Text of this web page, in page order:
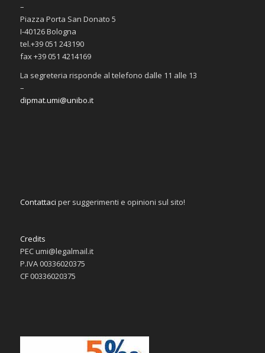
–
Piazza Porta San Donato 5
I-40126 Bologna
tel.+39 051 243190
fax +39 051 4214169
La segreteria risponde al telefono dalle 11 alle 13
–
dipmat.umi@unibo.it
Contattaci per suggerimenti e opinioni sul sito!
Credits
PEC umi@legalmail.it
P.IVA 00336020375
CF 00336020375